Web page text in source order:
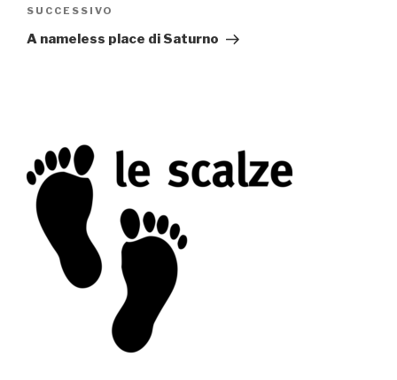
Articolo
successivo
SUCCESSIVO
A nameless place di Saturno